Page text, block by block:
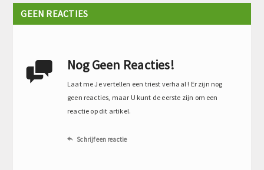
GEEN REACTIES
 Nog Geen Reacties!
Laat me Je vertellen een triest verhaal ! Er zijn nog
geen reacties, maar U kunt de eerste zijn om een
reactie op dit artikel.
 Schrijf een reactie